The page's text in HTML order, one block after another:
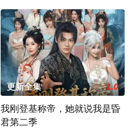
更新全集 1.0
我刚登基称帝，她就说我是昏
君第二季